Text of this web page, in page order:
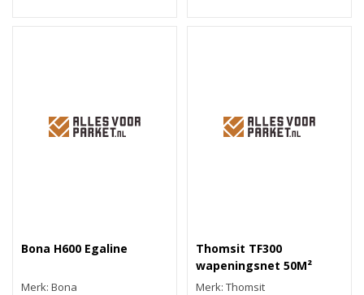
Bona H600 Egaline
Merk: Bona
Thomsit TF300
wapeningsnet 50M²
Merk: Thomsit